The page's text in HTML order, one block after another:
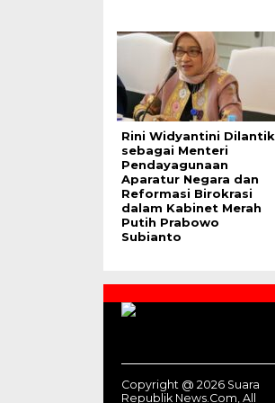
Rini Widyantini Dilantik
sebagai Menteri
Pendayagunaan
Aparatur Negara dan
Reformasi Birokrasi
dalam Kabinet Merah
Putih Prabowo
Subianto
Copyright @ 2026 Suara
Republik News.Com, All